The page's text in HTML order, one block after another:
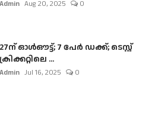
Admin Aug 20, 2025 0
27ന് ഓൾഔട്ട്; 7 പേർ ഡക്ക്; ടെസ്റ്റ്
ക്രിക്കറ്റിലെ ...
Admin Jul 16, 2025 0